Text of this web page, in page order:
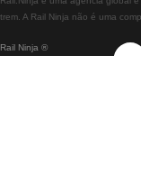
Rail Ninja ®
trem. A Rail Ninja não é uma